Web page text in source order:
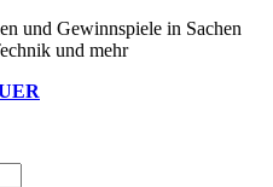
und Gewinnspiele in Sachen
und mehr